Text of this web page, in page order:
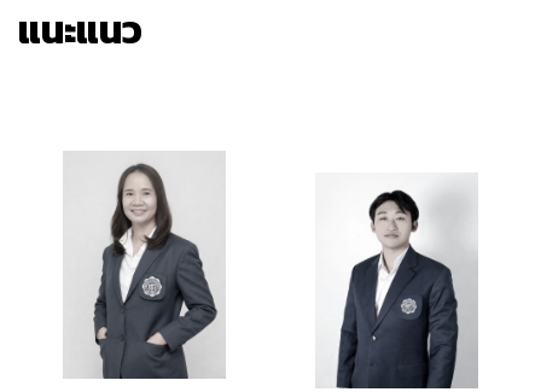
แนะแนว